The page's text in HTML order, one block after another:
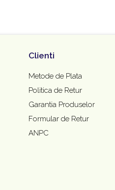
Clienti
Metode de Plata
Politica de Retur
Garantia Produselor
Formular de Retur
ANPC